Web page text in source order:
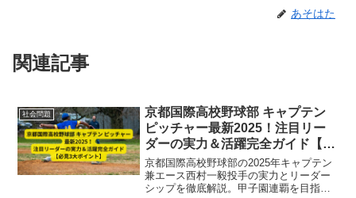
あそはた
関連記事
社会問題
京都国際高校野球部 キャプテン
ピッチャー最新2025！注目リー
ダーの実力＆活躍完全ガイド【必
見3大ポイント】
京都国際高校野球部の2025年キャプテン
兼エース西村一毅投手の実力とリーダー
シップを徹底解説。甲子園連覇を目指す